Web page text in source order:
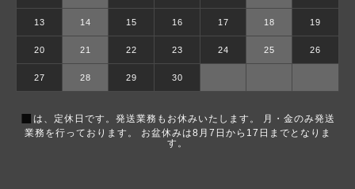
13 14 15 16 17 18 19
20 21 22 23 24 25 26
27 28 29 30
■ は、定休日です。発送業務もお休みいたします。 月・金のみ発送
業務を行っております。 お盆休みは8月7日から17日までとなりま
す。